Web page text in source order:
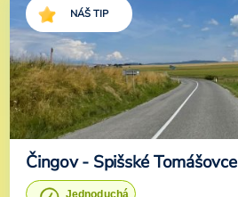
NÁŠ TIP
Čingov - Spišské Tomášovce